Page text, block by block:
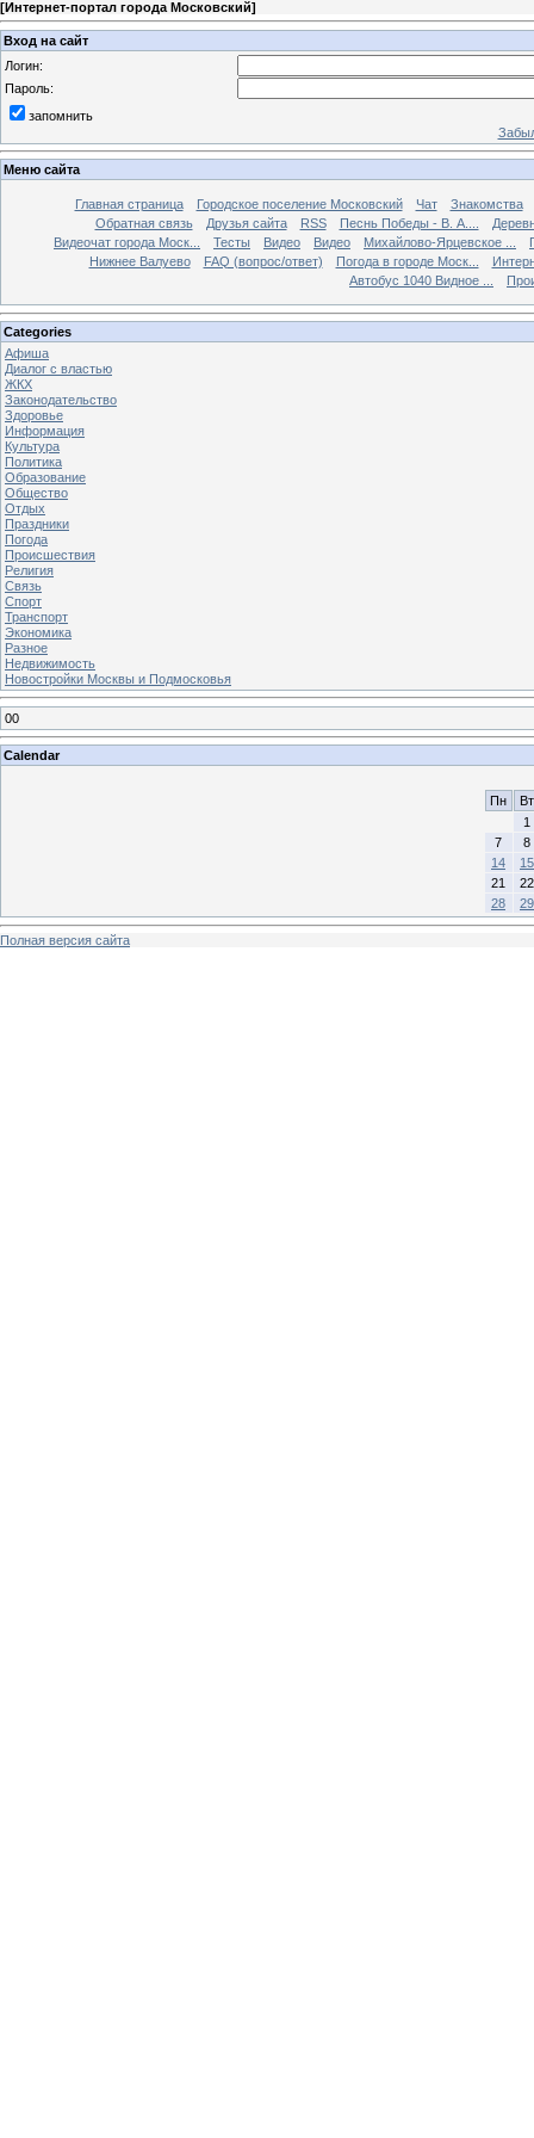
[Интернет-портал города Московский]
Вход на сайт
Логин:
Пароль:
запомнить
Меню сайта
Главная страница Городское поселение Московский Чат
Знакомства
Обратная связь
Друзья сайта RSS Песнь Победы - В. А....
Видеочат города Моск...
Тесты Видео Видео Михайлово-Ярцевское ...
Нижнее Валуево
FAQ (вопрос/ответ) Погода в городе Моск...
Автобус 1040 Видное ...
Categories
Афиша
Диалог с властью
ЖКХ
Законодательство
Здоровье
Информация
Культура
Политика
Образование
Общество
Отдых
Праздники
Погода
Происшествия
Религия
Связь
Спорт
Транспорт
Экономика
Разное
Недвижимость
Новостройки Москвы и Подмосковья
00
Calendar
Пн
Вт
1
7
8
14
15
21
22
28
29
Полная версия сайта